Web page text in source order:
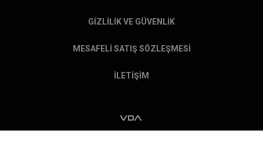
GİZLİLİK VE GÜVENLİK
MESAFELİ SATIŞ SÖZLEŞMESİ
İLETİŞİM